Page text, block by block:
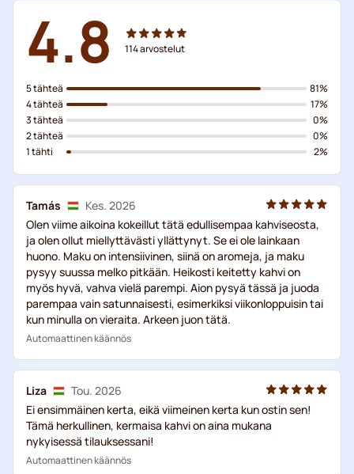
4.8 114arvostelut
5 tähteä
4 tähteä
3 tähteä
2 tähteä
1 tähti
81%
17%
0%
0%
2%
Tamás
Kes. 2026
Olen viime aikoina kokeillut tätä edullisempaa kahviseosta,
ja olen ollut miellyttävästi yllättynyt. Se ei ole lainkaan
huono. Maku on intensiivinen, siinä on aromeja, ja maku
pysyy suussa melko pitkään. Heikosti keitetty kahvi on
myös hyvä, vahva vielä parempi. Aion pysyä tässä ja juoda
parempaa vain satunnaisesti, esimerkiksi viikonloppuisin tai
kun minulla on vieraita. Arkeen juon tätä.
Automaattinen käännös
Liza
Tou. 2026
Ei ensimmäinen kerta, eikä viimeinen kerta kun ostin sen!
Tämä herkullinen, kermaisa kahvi on aina mukana
nykyisessä tilauksessani!
Automaattinen käännös